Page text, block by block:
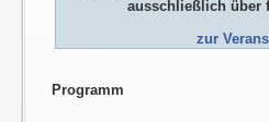
ausschließlich über
zur
Programm